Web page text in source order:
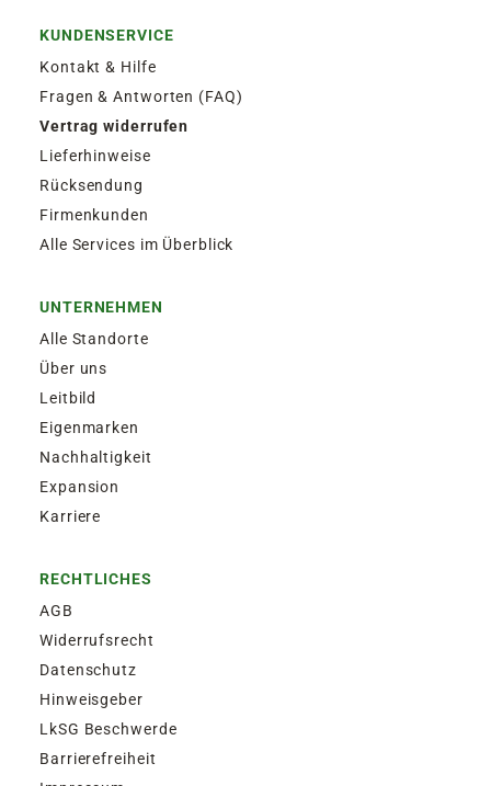
KUNDENSERVICE
Kontakt & Hilfe
Fragen & Antworten (FAQ)
Vertrag widerrufen
Lieferhinweise
Rücksendung
Firmenkunden
Alle Services im Überblick
UNTERNEHMEN
Alle Standorte
Über uns
Leitbild
Eigenmarken
Nachhaltigkeit
Expansion
Karriere
RECHTLICHES
AGB
Widerrufsrecht
Datenschutz
Hinweisgeber
LkSG Beschwerde
Barrierefreiheit